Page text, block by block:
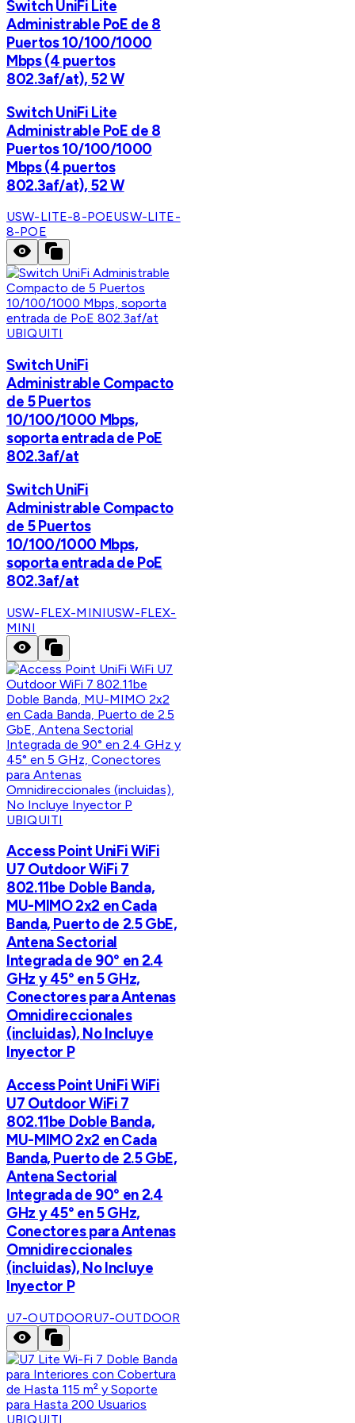
Switch UniFi Lite
Administrable PoE de 8
Puertos 10/100/1000
Mbps (4 puertos
802.3af/at), 52 W
Switch UniFi Lite
Administrable PoE de 8
Puertos 10/100/1000
Mbps (4 puertos
802.3af/at), 52 W
USW-LITE-8-POEUSW-LITE-
8-POE
UBIQUITI
Switch UniFi
Administrable Compacto
de 5 Puertos
10/100/1000 Mbps,
soporta entrada de PoE
802.3af/at
Switch UniFi
Administrable Compacto
de 5 Puertos
10/100/1000 Mbps,
soporta entrada de PoE
802.3af/at
USW-FLEX-MINIUSW-FLEX-
MINI
UBIQUITI
Access Point UniFi WiFi
U7 Outdoor WiFi 7
802.11be Doble Banda,
MU-MIMO 2x2 en Cada
Banda, Puerto de 2.5 GbE,
Antena Sectorial
Integrada de 90° en 2.4
GHz y 45° en 5 GHz,
Conectores para Antenas
Omnidireccionales
(incluidas), No Incluye
Inyector P
Access Point UniFi WiFi
U7 Outdoor WiFi 7
802.11be Doble Banda,
MU-MIMO 2x2 en Cada
Banda, Puerto de 2.5 GbE,
Antena Sectorial
Integrada de 90° en 2.4
GHz y 45° en 5 GHz,
Conectores para Antenas
Omnidireccionales
(incluidas), No Incluye
Inyector P
U7-OUTDOORU7-OUTDOOR
UBIQUITI